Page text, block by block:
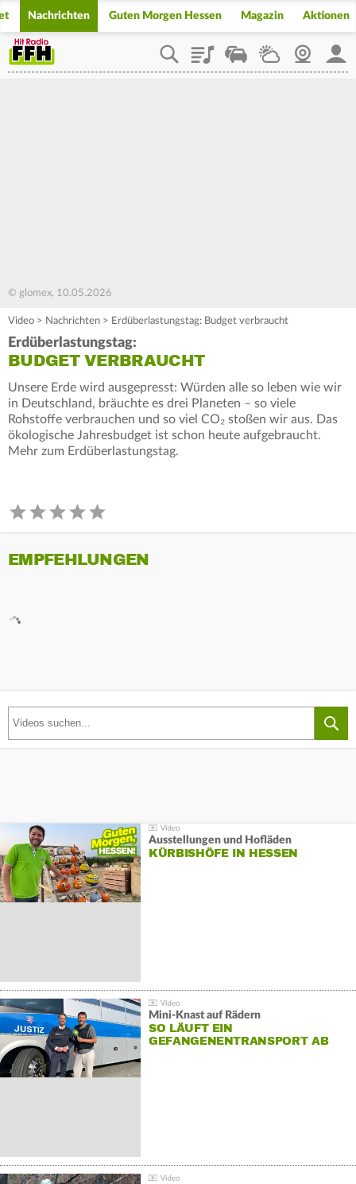
Nachrichten Guten Morgen Hessen Magazin Aktionen
PlaylistStaupilotWetterWebcam
© glomex, 10.05.2026
Video > Nachrichten > Erdüberlastungstag: Budget verbraucht
Erdüberlastungstag:
BUDGET VERBRAUCHT
Unsere Erde wird ausgepresst: Würden alle so leben wie wir
in Deutschland, bräuchte es drei Planeten – so viele
Rohstoffe verbrauchen und so viel CO₂ stoßen wir aus. Das
ökologische Jahresbudget ist schon heute aufgebraucht.
Mehr zum Erdüberlastungstag.
EMPFEHLUNGEN
Ausstellungen und Hofläden
KÜRBISHÖFE IN HESSEN
Mini-Knast auf Rädern
SO LÄUFT EIN
GEFANGENENTRANSPORT AB